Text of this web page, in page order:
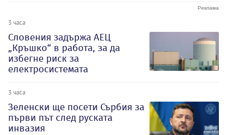
3 часа
Словения задържа АЕЦ
„Кръшко“ в работа, за да
избегне риск за
електросистемата
3 часа
Зеленски ще посети Сърбия за
първи път след руската
инвазия